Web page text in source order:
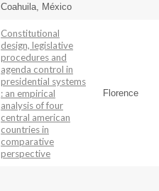
Coahuila, México
Constitutional
design, legislative
procedures and
agenda control in
presidential systems
: an empirical
analysis of four
central american
countries in
comparative
perspective
Florence